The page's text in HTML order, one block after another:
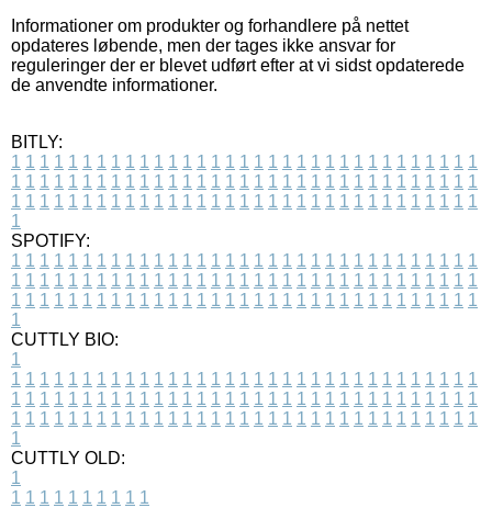
Informationer om produkter og forhandlere på nettet
opdateres løbende, men der tages ikke ansvar for
reguleringer der er blevet udført efter at vi sidst opdaterede
de anvendte informationer.
BITLY:
1 1 1 1 1 1 1 1 1 1 1 1 1 1 1 1 1 1 1 1 1 1 1 1 1 1 1 1 1 1 1 1 1
1 1 1 1 1 1 1 1 1 1 1 1 1 1 1 1 1 1 1 1 1 1 1 1 1 1 1 1 1 1 1 1 1
1 1 1 1 1 1 1 1 1 1 1 1 1 1 1 1 1 1 1 1 1 1 1 1 1 1 1 1 1 1 1 1 1
1
SPOTIFY:
1 1 1 1 1 1 1 1 1 1 1 1 1 1 1 1 1 1 1 1 1 1 1 1 1 1 1 1 1 1 1 1 1
1 1 1 1 1 1 1 1 1 1 1 1 1 1 1 1 1 1 1 1 1 1 1 1 1 1 1 1 1 1 1 1 1
1 1 1 1 1 1 1 1 1 1 1 1 1 1 1 1 1 1 1 1 1 1 1 1 1 1 1 1 1 1 1 1 1
1
CUTTLY BIO:
1
1 1 1 1 1 1 1 1 1 1 1 1 1 1 1 1 1 1 1 1 1 1 1 1 1 1 1 1 1 1 1 1 1
1 1 1 1 1 1 1 1 1 1 1 1 1 1 1 1 1 1 1 1 1 1 1 1 1 1 1 1 1 1 1 1 1
1 1 1 1 1 1 1 1 1 1 1 1 1 1 1 1 1 1 1 1 1 1 1 1 1 1 1 1 1 1 1 1 1
1
CUTTLY OLD:
1
1 1 1 1 1 1 1 1 1 1